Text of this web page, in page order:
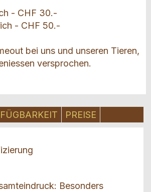
- CHF 30.-
- CHF 50.-
bei uns und unseren Tieren,
versprochen.
PREISE
Besonders